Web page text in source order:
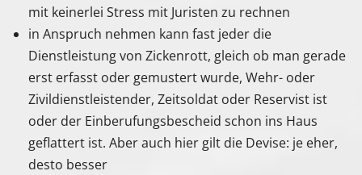
mit keinerlei Stress mit Juristen zu rechnen
in Anspruch nehmen kann fast jeder die
Dienstleistung von Zickenrott, gleich ob man gerade
erst erfasst oder gemustert wurde, Wehr- oder
Zivildienstleistender, Zeitsoldat oder Reservist ist
oder der Einberufungsbescheid schon ins Haus
geflattert ist. Aber auch hier gilt die Devise: je eher,
desto besser